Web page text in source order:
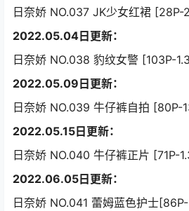
日奈娇 NO.037 JK少女红裙 [28P-
2022.05.04日更新：
日奈娇 NO.038 豹纹女警 [103P-
2022.05.09日更新：
日奈娇 NO.039 牛仔裤自拍 [80P-
2022.05.15日更新：
日奈娇 NO.040 牛仔裤正片 [71P-
2022.06.05日更新：
日奈娇 NO.041 蕾姆蓝色护士